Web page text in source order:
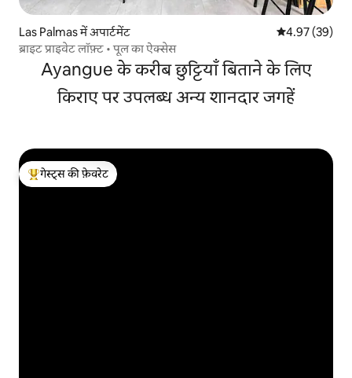
Las Palmas में अपार्टमेंट औसत रेटिंग 5 में
4.97 (39)
ब्राइट प्राइवेट लॉफ़्ट • पूल का ऐक्सेस
Ayangue के करीब छुट्टियाँ बिताने के लिए
किराए पर उपलब्ध अन्य शानदार जगहें
गेस्ट्स का टॉप फ़ेवरेट
गेस्ट्स की फ़ेवरेट